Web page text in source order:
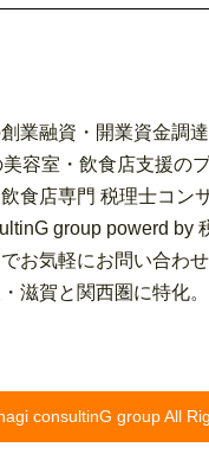
業融資・開業資金調
容室・飲食店支援の
食店専門 税理士コン
group powerd by
お気軽にお問い合わ
滋賀と関西圏に特化。
consultinG group All